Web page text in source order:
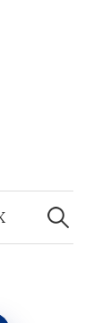
Найти: